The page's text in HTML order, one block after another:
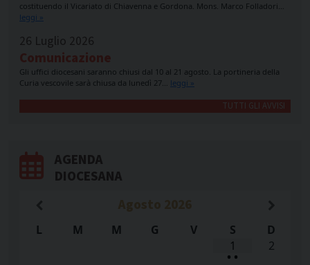
costituendo il Vicariato di Chiavenna e Gordona. Mons. Marco Folladori…
leggi »
26 Luglio 2026
Comunicazione
Gli uffici diocesani saranno chiusi dal 10 al 21 agosto. La portineria della
Curia vescovile sarà chiusa da lunedì 27… leggi »
TUTTI GLI AVVISI
AGENDA
DIOCESANA
L M M G V S
D
1
• •
2